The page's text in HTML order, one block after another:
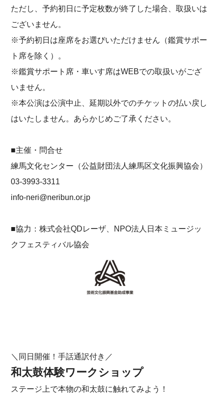
ただし、予約初日に予定枚数が終了した場合、取扱いは
ございません。
※予約初日は座席をお選びいただけません（鑑賞サポー
ト席を除く）。
※鑑賞サポート席・車いす席はWEBでの取扱いがござ
いません。
※本公演は公演中止、延期以外でのチケットの払い戻し
はいたしません。あらかじめご了承ください。
■主催・問合せ
練馬文化センター（公益財団法人練馬区文化振興協会）
03-3993-3311
info-neri@neribun.or.jp
■協力：株式会社QDレーザ、NPO法人日本ミュージッ
クフェスティバル協会
＼同日開催！手話通訳付き／
和太鼓体験ワークショップ
ステージ上で本物の和太鼓に触れてみよう！